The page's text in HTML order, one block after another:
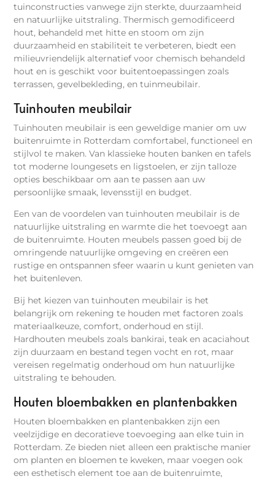
tuinconstructies vanwege zijn sterkte, duurzaamheid
en natuurlijke uitstraling. Thermisch gemodificeerd
hout, behandeld met hitte en stoom om zijn
duurzaamheid en stabiliteit te verbeteren, biedt een
milieuvriendelijk alternatief voor chemisch behandeld
hout en is geschikt voor buitentoepassingen zoals
terrassen, gevelbekleding, en tuinmeubilair.
Tuinhouten meubilair
Tuinhouten meubilair is een geweldige manier om uw
buitenruimte in Rotterdam comfortabel, functioneel en
stijlvol te maken. Van klassieke houten banken en tafels
tot moderne loungesets en ligstoelen, er zijn talloze
opties beschikbaar om aan te passen aan uw
persoonlijke smaak, levensstijl en budget.
Een van de voordelen van tuinhouten meubilair is de
natuurlijke uitstraling en warmte die het toevoegt aan
de buitenruimte. Houten meubels passen goed bij de
omringende natuurlijke omgeving en creëren een
rustige en ontspannen sfeer waarin u kunt genieten van
het buitenleven.
Bij het kiezen van tuinhouten meubilair is het
belangrijk om rekening te houden met factoren zoals
materiaalkeuze, comfort, onderhoud en stijl.
Hardhouten meubels zoals bankirai, teak en acaciahout
zijn duurzaam en bestand tegen vocht en rot, maar
vereisen regelmatig onderhoud om hun natuurlijke
uitstraling te behouden.
Houten bloembakken en plantenbakken
Houten bloembakken en plantenbakken zijn een
veelzijdige en decoratieve toevoeging aan elke tuin in
Rotterdam. Ze bieden niet alleen een praktische manier
om planten en bloemen te kweken, maar voegen ook
een esthetisch element toe aan de buitenruimte,